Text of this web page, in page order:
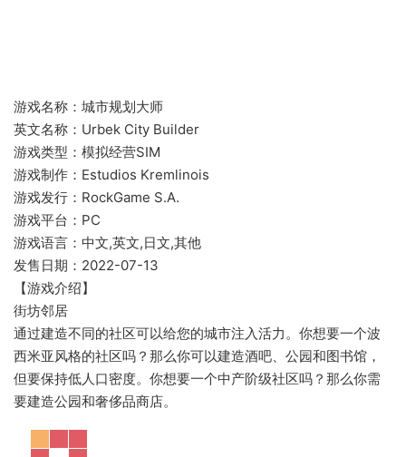
游戏名称：城市规划大师
英文名称：Urbek City Builder
游戏类型：模拟经营SIM
游戏制作：Estudios Kremlinois
游戏发行：RockGame S.A.
游戏平台：PC
游戏语言：中文,英文,日文,其他
发售日期：2022-07-13
【游戏介绍】
街坊邻居
通过建造不同的社区可以给您的城市注入活力。你想要一个波
西米亚风格的社区吗？那么你可以建造酒吧、公园和图书馆，
但要保持低人口密度。你想要一个中产阶级社区吗？那么你需
要建造公园和奢侈品商店。